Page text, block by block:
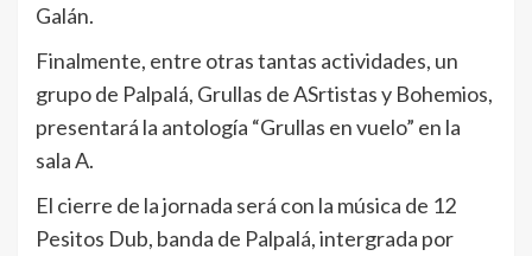
Galán.
Finalmente, entre otras tantas actividades, un
grupo de Palpalá, Grullas de ASrtistas y Bohemios,
presentará la antología “Grullas en vuelo” en la
sala A.
El cierre de la jornada será con la música de 12
Pesitos Dub, banda de Palpalá, intergrada por